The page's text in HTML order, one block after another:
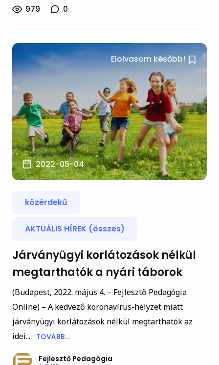
979 0
Elolvasom később!
2022-05-04
közérdekű
AKTUÁLIS HÍREK (összes)
Járványügyi korlátozások nélkül
megtarthatók a nyári táborok
(Budapest, 2022. május 4. – Fejlesztő Pedagógia
Online) – A kedvező koronavírus-helyzet miatt
járványügyi korlátozások nélkül megtarthatók az
idei...
TOVÁBB...
Fejlesztő Pedagógia